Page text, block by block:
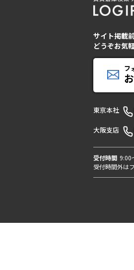
サイト掲載
どうぞお気
フ
東京本社
大阪支店
受付時間 9:00
受付時間外は